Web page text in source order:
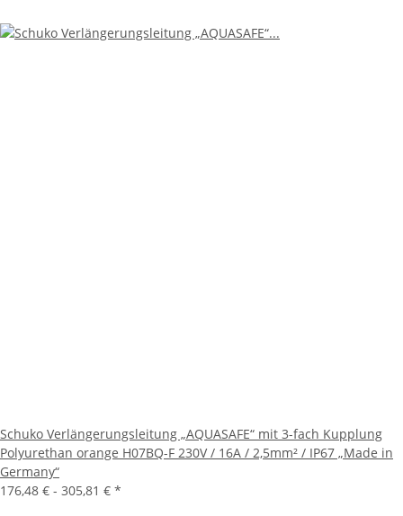
Schuko Verlängerungsleitung „AQUASAFE“ mit 3-fach Kupplung
Polyurethan orange H07BQ-F 230V / 16A / 2,5mm² / IP67 „Made in
Germany“
176,48 € - 305,81 € *